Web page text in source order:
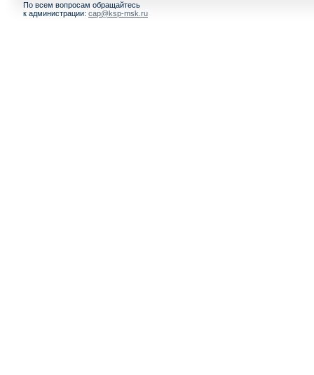
По всем вопросам обращайтесь
к администрации: cap@ksp-msk.ru